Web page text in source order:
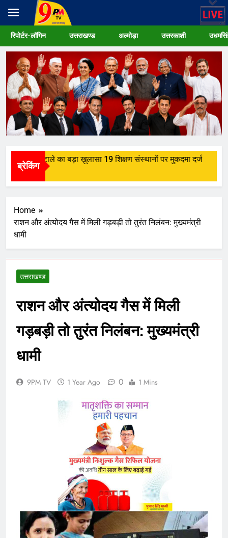
Skip
content
रिपोर्टर-लॉगिन उत्तराखण्ड अल्मोड़ा उत्तरकाशी
ब्रेकिंग
घोटाले का बड़ा ख़ुलासा 19 शिक्षण संस्थानों पर मुकदमा दर्ज
Home
राशन और अंत्योदय गैस में मिली गड़बड़ी तो तुरंत निलंबन: मुख्यमंत्री
धामी
उत्तराखण्ड
राशन और अंत्योदय गैस में मिली
गड़बड़ी तो तुरंत निलंबन: मुख्यमंत्री
धामी
9PM TV 1 Year Ago 0 1 Mins